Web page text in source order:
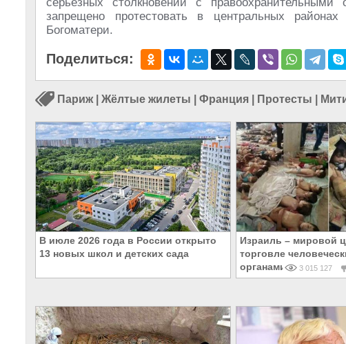
запрещено протестовать в центральных
Богоматери.
Поделиться:
Париж Жёлтые жилеты Франция Протесты
В июле 2026 года в России открыто
13 новых школ и детских сада
Израиль – мировой
торговле
органами
3 015 127